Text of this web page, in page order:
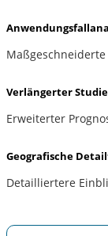
Verlängerter
Erweiterter
Geografische
Detailliertere